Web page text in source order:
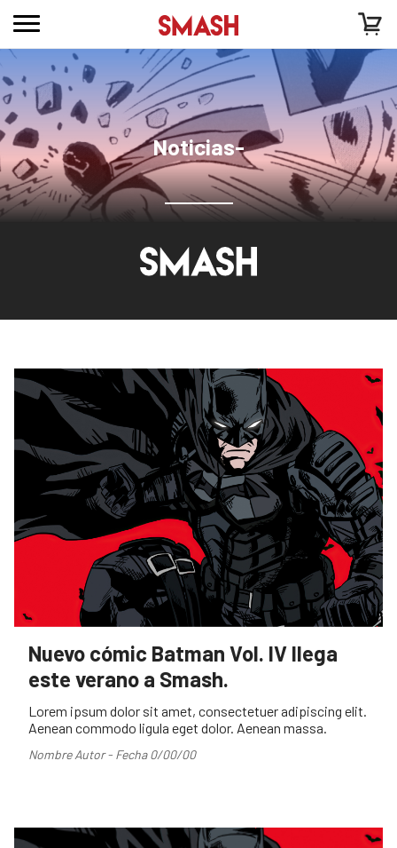
Noticias-
Nuevo cómic Batman Vol. IV llega
este verano a Smash.
Lorem ipsum dolor sit amet, consectetuer adipiscing elit.
Aenean commodo ligula eget dolor. Aenean massa.
Nombre Autor - Fecha 0/00/00